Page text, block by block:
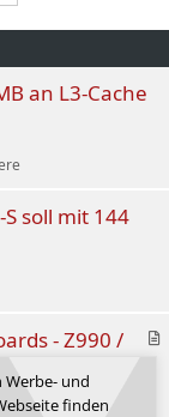
an L3-Cache
soll mit 144
A
- Z990 /
Reviews,
und
finden